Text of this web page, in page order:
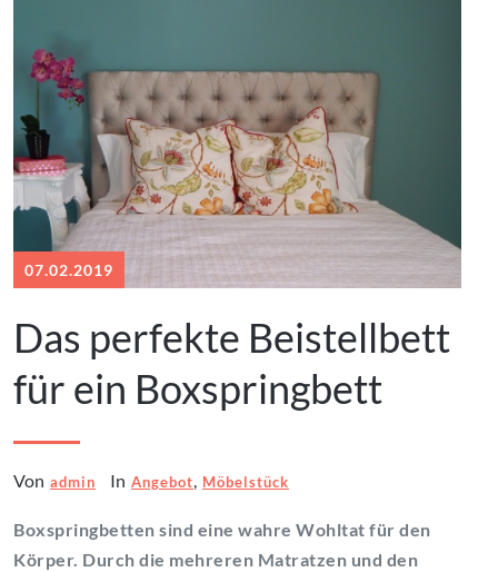
07.02.2019
Das perfekte Beistellbett
für ein Boxspringbett
Von admin In Angebot, Möbelstück
Boxspringbetten sind eine wahre Wohltat für den
Körper. Durch die mehreren Matratzen und den